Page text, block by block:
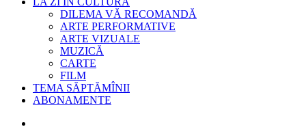
DILEMA VĂ RECOMANDĂ
ARTE PERFORMATIVE
ARTE VIZUALE
MUZICĂ
CARTE
FILM
TEMA SĂPTĂMÎNII
ABONAMENTE